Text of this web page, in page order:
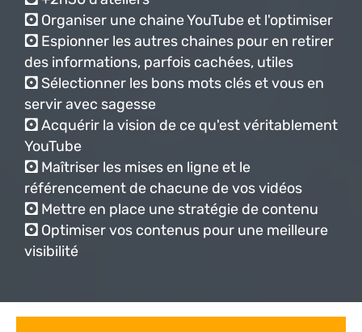
🖸 Organiser une chaine YouTube et l'optimiser
🖸 Espionner les autres chaines pour en retirer
des informations, parfois cachées, utiles
🖸 Sélectionner les bons mots clés et vous en
servir avec sagesse
🖸Acquérir la vision de ce qu'est véritablement
YouTube
🖸 Maîtriser les mises en ligne et le
référencement de chacune de vos vidéos
🖸 Mettre en place une stratégie de contenu
🖸 Optimiser vos contenus pour une meilleure
visibilité